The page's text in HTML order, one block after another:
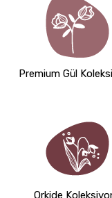
Premium Gül
Orkide